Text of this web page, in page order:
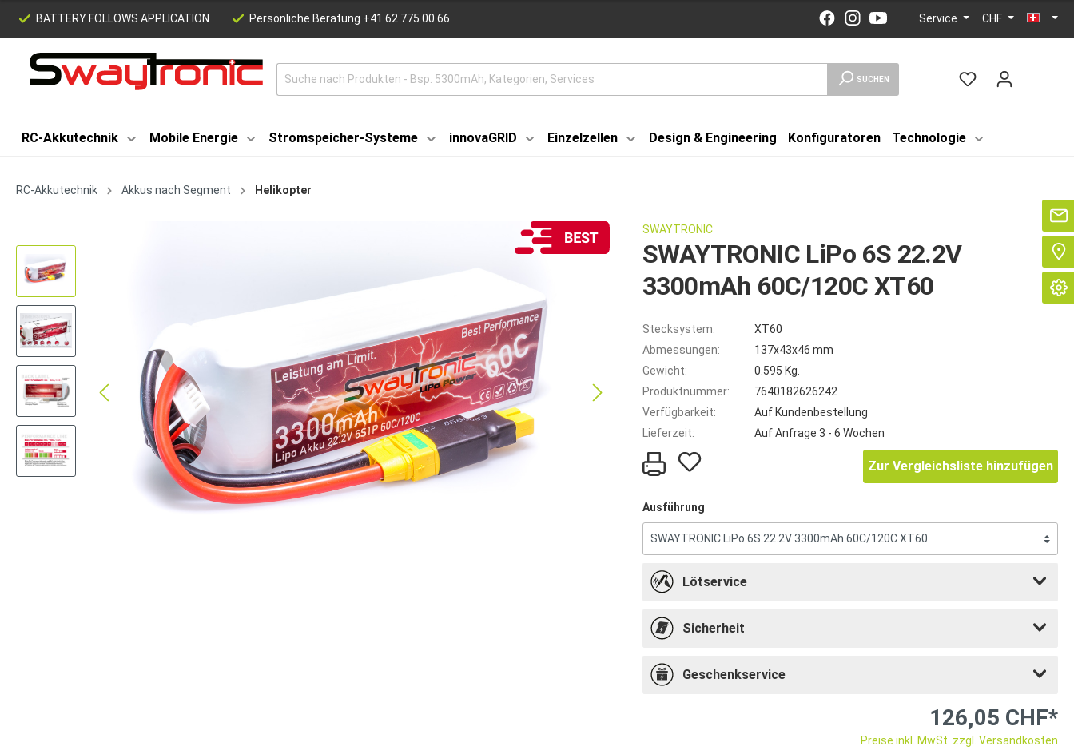
BATTERY FOLLOWS APPLICATION Persönliche Beratung +41 62 775 00 66 Service CHF
SUCHEN
RC-Akkutechnik Mobile Energie Stromspeicher-Systeme innovaGRID Einzelzellen Design & Engineering Konfiguratoren Technologie
RC-Akkutechnik Akkus nach Segment Helikopter
SWAYTRONIC
SWAYTRONIC LiPo 6S 22.2V
3300mAh 60C/120C XT60
Stecksystem:
XT60
Abmessungen:
137x43x46 mm
Gewicht:
0.595 Kg.
Produktnummer:
7640182626242
Verfügbarkeit:
Auf Kundenbestellung
Lieferzeit:
Auf Anfrage 3 - 6 Wochen
Zur Vergleichsliste hinzufügen
Ausführung
Lötservice
Sicherheit
Geschenkservice
126,05 CHF*
Preise inkl. MwSt. zzgl. Versandkosten